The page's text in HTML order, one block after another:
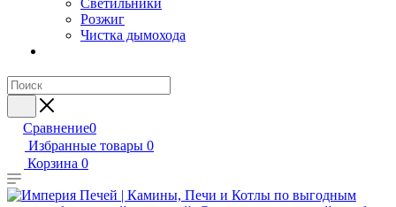
Светильники
Розжиг
Чистка дымохода
Сравнение0
Избранные товары 0
Корзина 0